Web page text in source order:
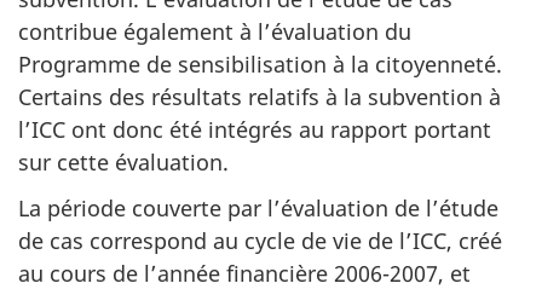
contribue également à l’évaluation du
Programme de sensibilisation à la citoyenneté.
Certains des résultats relatifs à la subvention à
l’ICC ont donc été intégrés au rapport portant
sur cette évaluation.
La période couverte par l’évaluation de l’étude
de cas correspond au cycle de vie de l’ICC, créé
au cours de l’année financière 2006-2007, et